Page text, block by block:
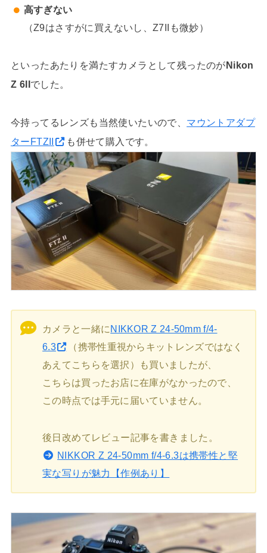
高すぎない
（Z9はさすがに買えないし、Z7IIも微妙）
といったあたりを満たすカメラとして残ったのが Nikon
Z 6II でした。
今持ってるレンズも当然使いたいので、 マウントアダプ
ターFTZII
も併せて購入です。
カメラと一緒に NIKKOR Z 24-50mm f/4-
6.3
（携帯性重視からキットレンズではなく
あえてこちらを選択）も買いましたが、
こちらは買ったお店に在庫がなかったので、
この時点では手元に届いていません。
後日改めてレビュー記事を書きました。
NIKKOR Z 24-50mm f/4-6.3は携帯性と堅
実な写りが魅力【作例あり】